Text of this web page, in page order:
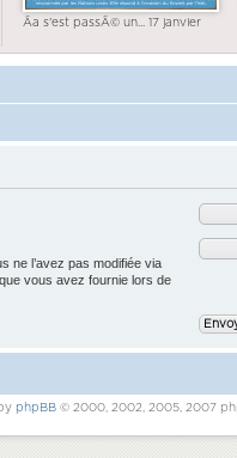
Ãa s'est passÃ© un... 17 janvier
ne l’avez pas modifiée via
que vous avez fournie lors de
phpBB© 2000, 2002, 2005, 2007